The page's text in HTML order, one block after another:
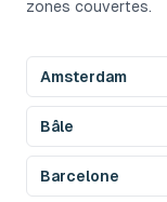
zones couvertes.
Amsterdam
Bâle
Barcelone